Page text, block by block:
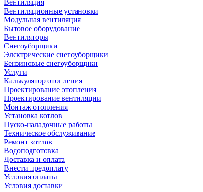
Вентиляция
Вентиляционные установки
Модульная вентиляция
Бытовое оборудование
Вентиляторы
Снегоуборщики
Электрические снегоуборщики
Бензиновые снегоуборщики
Услуги
Калькулятор отопления
Проектирование отопления
Проектирование вентиляции
Монтаж отопления
Установка котлов
Пуско-наладочные работы
Техническое обслуживание
Ремонт котлов
Водоподготовка
Доставка и оплата
Внести предоплату
Условия оплаты
Условия доставки